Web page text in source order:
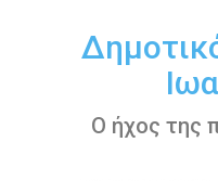
περιεχόμενο
Ο ήχος της